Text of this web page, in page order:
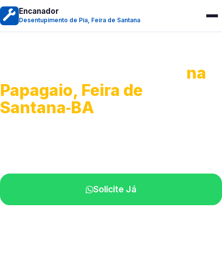
Encanador
Desentupimento de Pia, Feira de Santana
na
Papagaio, Feira de
Santana‑BA
Solicite Já